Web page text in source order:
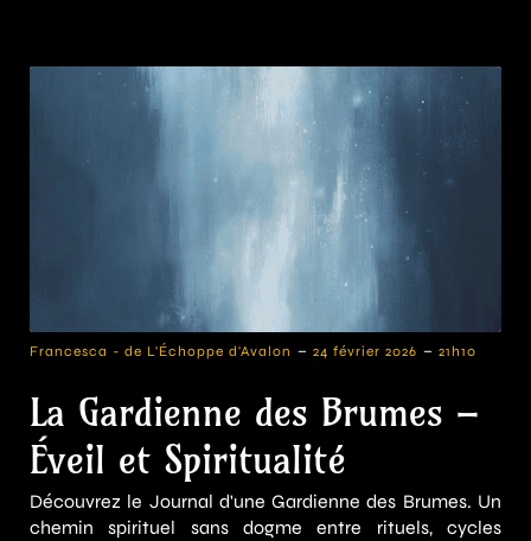
Francesca - de L'Échoppe d'Avalon - 24 février 2026 - 21h10
La Gardienne des Brumes –
Éveil et Spiritualité
Découvrez le Journal d'une Gardienne des Brumes. Un
chemin spirituel sans dogme entre rituels, cycles